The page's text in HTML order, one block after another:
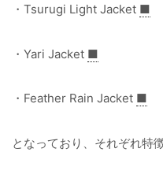
・Tsurugi Light Jacket ■
・Yari Jacket ■
・Feather Rain Jacket ■
となっており、それぞれ特